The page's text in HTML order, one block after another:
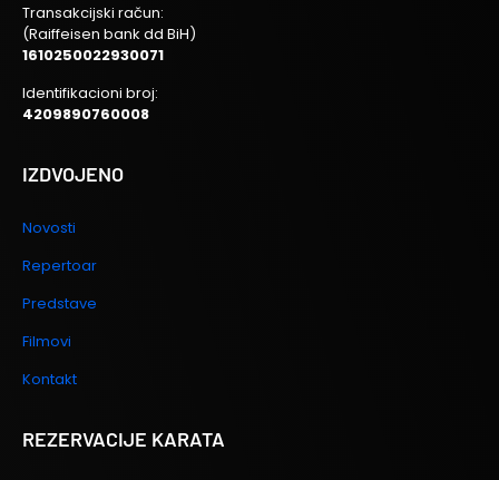
Transakcijski račun:
(Raiffeisen bank dd BiH)
1610250022930071
Identifikacioni broj:
4209890760008
IZDVOJENO
Novosti
Repertoar
Predstave
Filmovi
Kontakt
REZERVACIJE KARATA